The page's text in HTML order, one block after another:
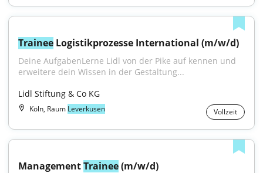
Trainee Logistikprozesse International (m/w/d)
Deine AufgabenLerne Lidl von der Pike auf kennen und
erweitere dein Wissen in der Gestaltung...
Lidl Stiftung & Co KG
Köln, Raum Leverkusen Vollzeit
Management Trainee (m/w/d)